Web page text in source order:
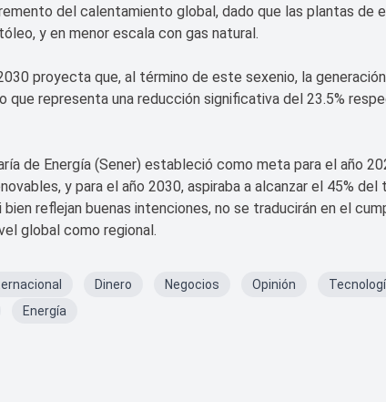
del calentamiento global, dado que las plantas de
y en menor escala con gas natural.
proyecta que, al término de este sexenio, la
que representa una reducción significativa del 23.5%
de Energía (Sener) estableció como meta para el año
y para el año 2030, aspiraba a alcanzar el 45%
reflejan buenas intenciones, no se traducirán en el
global como regional.
Dinero Negocios Opinión
Energía